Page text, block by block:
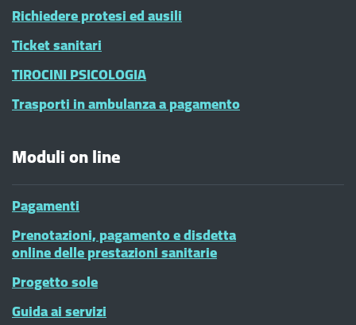
Richiedere protesi ed ausili
Ticket sanitari
TIROCINI PSICOLOGIA
Trasporti in ambulanza a pagamento
Moduli on line
Pagamenti
Prenotazioni, pagamento e disdetta
online delle prestazioni sanitarie
Progetto sole
Guida ai servizi